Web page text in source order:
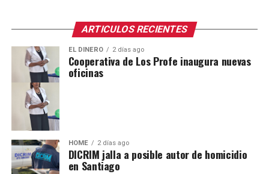
ARTICULOS RECIENTES
EL DINERO 2 días ago
Cooperativa de Los Profe inaugura nuevas
oficinas
HOME 2 días ago
DICRIM jalla a posible autor de homicidio
en Santiago